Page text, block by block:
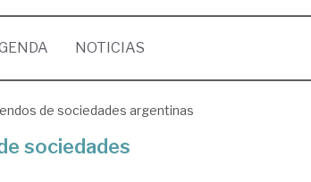
NOTICIAS
de sociedades argentinas
sociedades